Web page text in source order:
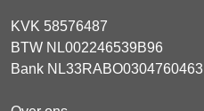
KVK 58576487
BTW NL002246539B96
Bank NL33RABO0304760463